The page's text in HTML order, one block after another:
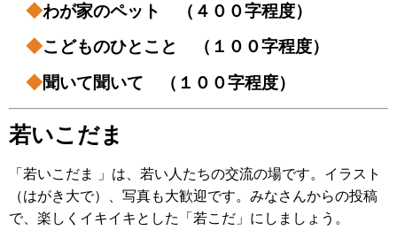
◆わが家のペット （４００字程度）
◆こどものひとこと （１００字程度）
◆聞いて聞いて （１００字程度）
若いこだま
「若いこだま 」は、若い人たちの交流の場です。イラスト
（はがき大で）、写真も大歓迎です。みなさんからの投稿
で、楽しくイキイキとした「若こだ」にしましょう。